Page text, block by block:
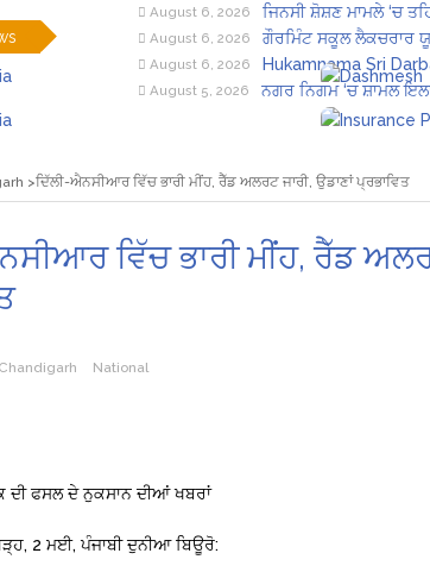
August 6, 2026 ਜਿਨਸੀ ਸ਼ੋਸ਼ਣ ਮਾਮਲੇ ‘ਚ
August 6, 2026 ਗੌਰਮਿੰਟ ਸਕੂਲ ਲੈਕਚਰਾਰ
August 6, 2026 Hukamnama Sri
August 5, 2026 ਨਗਰ ਨਿਗਮ ‘ਚ ਸ਼ਾਮਲ
ਦਿੱਲੀ-ਐਨਸੀਆਰ ਵਿੱਚ ਭਾਰੀ ਮੀਂਹ, ਰੈੱਡ ਅਲਰਟ ਜਾਰੀ, ਉਡਾਣਾਂ ਪ੍ਰਭਾਵਿਤ
ਵਿੱਚ ਭਾਰੀ ਮੀਂਹ, ਰੈੱਡ
Chandigarh National
ਦੀ ਫਸਲ ਦੇ ਨੁਕਸਾਨ ਦੀਆਂ ਖਬਰਾਂ
2 ਮਈ, ਪੰਜਾਬੀ ਦੁਨੀਆ ਬਿਊਰੋ: